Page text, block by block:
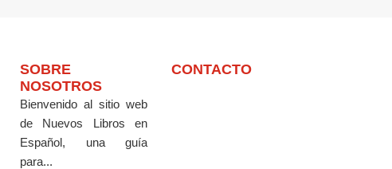
SOBRE
NOSOTROS
Bienvenido al sitio web
de Nuevos Libros en
Español, una guía
para...
CONTACTO